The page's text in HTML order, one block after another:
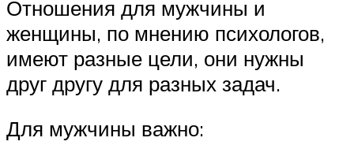
Отношения для мужчины и
женщины, по мнению психологов,
имеют разные цели, они нужны
друг другу для разных задач.
Для мужчины важно: